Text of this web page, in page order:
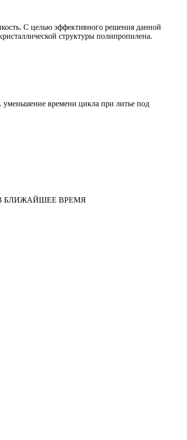
С целью эффективного решения данной
структуры полипропилена.
уменьшение времени цикла при литье под
БЛИЖАЙШЕЕ ВРЕМЯ